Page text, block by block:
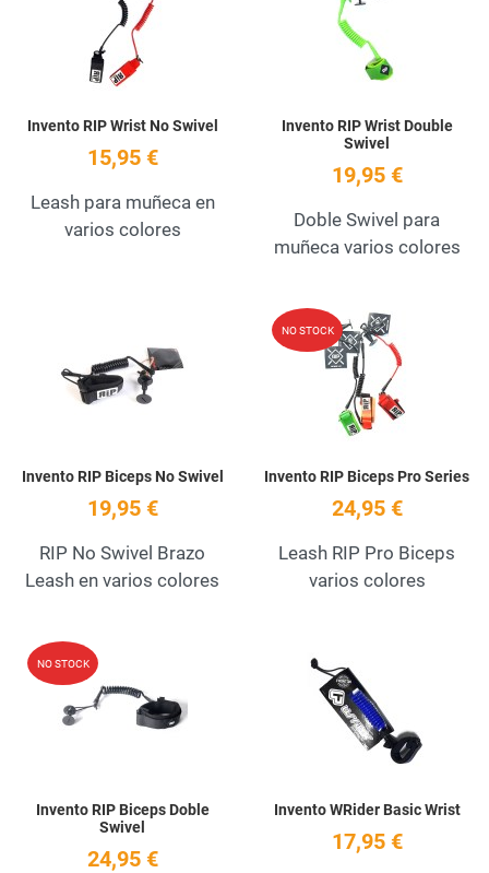
Invento RIP Wrist No Swivel
15,95 €
Leash para muñeca en
varios colores
Invento RIP Wrist Double
Swivel
19,95 €
Doble Swivel para
muñeca varios colores
Add to Wishlist
Invento RIP Biceps No Swivel
19,95 €
RIP No Swivel Brazo
Leash en varios colores
NO STOCK
Invento RIP Biceps Pro Series
24,95 €
Leash RIP Pro Biceps
varios colores
NO STOCK Add to Wishlist
Quick View
Invento RIP Biceps Doble
Swivel
24,95 €
Invento WRider Basic Wrist
17,95 €